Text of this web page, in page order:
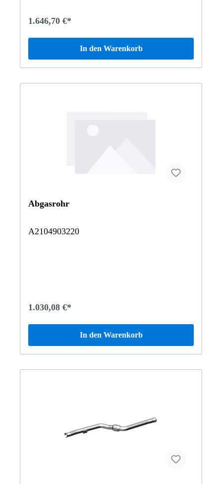
1.646,70 €*
In den Warenkorb
Abgasrohr
A2104903220
1.030,08 €*
In den Warenkorb